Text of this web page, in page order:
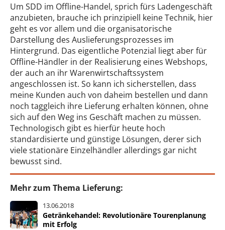
Um SDD im Offline-Handel, sprich fürs Ladengeschäft
anzubieten, brauche ich prinzipiell keine Technik, hier
geht es vor allem und die organisatorische
Darstellung des Auslieferungsprozesses im
Hintergrund. Das eigentliche Potenzial liegt aber für
Offline-Händler in der Realisierung eines Webshops,
der auch an ihr Warenwirtschaftssystem
angeschlossen ist. So kann ich sicherstellen, dass
meine Kunden auch von daheim bestellen und dann
noch taggleich ihre Lieferung erhalten können, ohne
sich auf den Weg ins Geschäft machen zu müssen.
Technologisch gibt es hierfür heute hoch
standardisierte und günstige Lösungen, derer sich
viele stationäre Einzelhändler allerdings gar nicht
bewusst sind.
Mehr zum Thema Lieferung:
13.06.2018
Getränkehandel: Revolutionäre Tourenplanung
mit Erfolg